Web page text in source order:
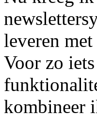
leveren
Voor zo
kombineer